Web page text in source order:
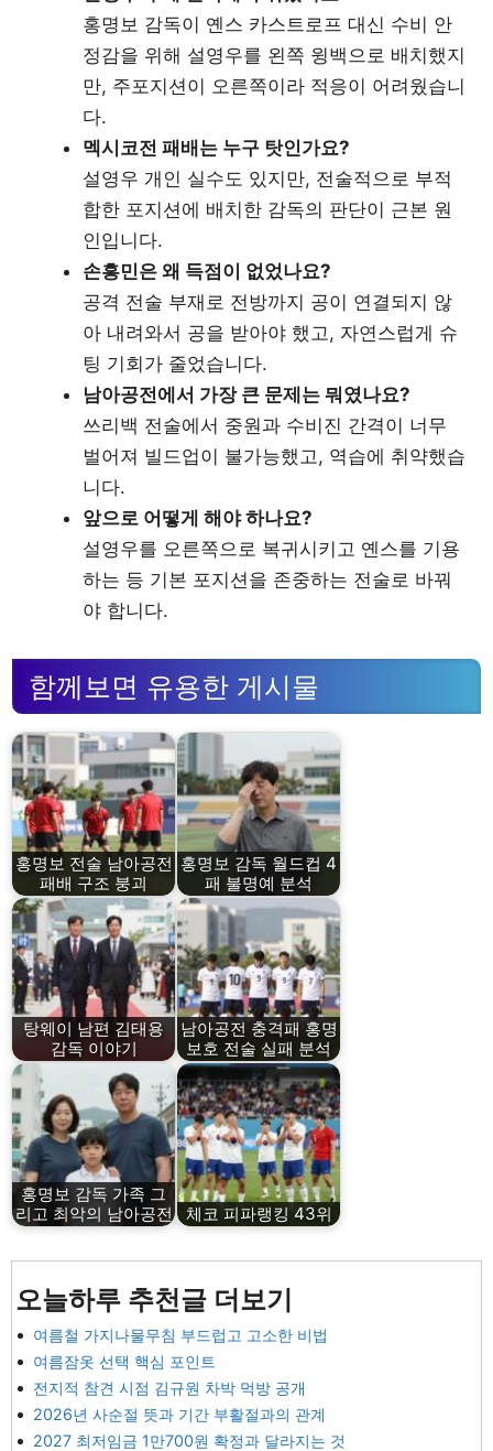
홍명보 감독이 옌스 카스트로프 대신 수비 안
정감을 위해 설영우를 왼쪽 윙백으로 배치했지
만, 주포지션이 오른쪽이라 적응이 어려웠습니
다.
멕시코전 패배는 누구 탓인가요?
설영우 개인 실수도 있지만, 전술적으로 부적
합한 포지션에 배치한 감독의 판단이 근본 원
인입니다.
손흥민은 왜 득점이 없었나요?
공격 전술 부재로 전방까지 공이 연결되지 않
아 내려와서 공을 받아야 했고, 자연스럽게 슈
팅 기회가 줄었습니다.
남아공전에서 가장 큰 문제는 뭐였나요?
쓰리백 전술에서 중원과 수비진 간격이 너무
벌어져 빌드업이 불가능했고, 역습에 취약했습
니다.
앞으로 어떻게 해야 하나요?
설영우를 오른쪽으로 복귀시키고 옌스를 기용
하는 등 기본 포지션을 존중하는 전술로 바꿔
야 합니다.
함께보면 유용한 게시물
홍명보 전술 남아공전
패배 구조 붕괴
홍명보 감독 월드컵 4
패 불명예 분석
탕웨이 남편 김태용
감독 이야기
남아공전 충격패 홍명
보호 전술 실패 분석
홍명보 감독 가족 그
리고 최악의 남아공전
체코 피파랭킹 43위
오늘하루 추천글 더보기
여름철 가지나물무침 부드럽고 고소한 비법
여름잠옷 선택 핵심 포인트
전지적 참견 시점 김규원 차박 먹방 공개
2026년 사순절 뜻과 기간 부활절과의 관계
2027 최저임금 1만700원 확정과 달라지는 것